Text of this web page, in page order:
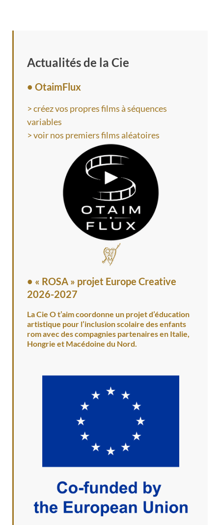
Actualités de la Cie
• OtaimFlux
> créez vos propres films à séquences
variables
> voir nos premiers films aléatoires
• « ROSA » projet Europe Creative
2026-2027
La Cie O t’aim coordonne un projet d’éducation
artistique pour l’inclusion scolaire des enfants
rom avec des compagnies partenaires en Italie,
Hongrie et Macédoine du Nord.